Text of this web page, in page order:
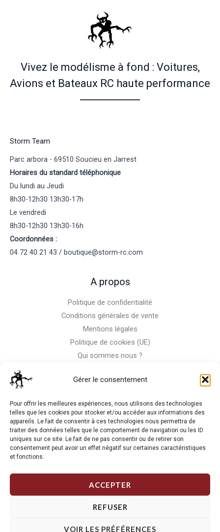
Gérer le consentement
Pour offrir les meilleures expériences, nous utilisons des technologies
telles que les cookies pour stocker et/ou accéder aux informations des
appareils. Le fait de consentir à ces technologies nous permettra de
traiter des données telles que le comportement de navigation ou les ID
uniques sur ce site. Le fait de ne pas consentir ou de retirer son
consentement peut avoir un effet négatif sur certaines caractéristiques
et fonctions.
ACCEPTER
REFUSER
VOIR LES PRÉFÉRENCES
Vivez le modélisme à fond : Voitures,
Avions et Bateaux RC haute performance
Storm Team
Parc arbora - 69510 Soucieu en Jarrest
Horaires du standard téléphonique
Du lundi au Jeudi
8h30-12h30 13h30-17h
Le vendredi
8h30-12h30 13h30-16h
Coordonnées :
04 72 40 21 43 / boutique@storm-rc.com
A propos
Politique de confidentialité
Conditions générales de vente
Mentions légales
Politique de cookies (UE)
Qui sommes nous ?
La RC n'est pas notre seule passion, venez visiter notre shop
de motos
Copyright © 2026 Storm RC. Powered by Storm Team.